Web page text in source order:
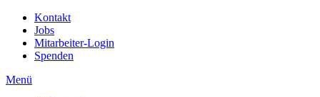
Kontakt
Jobs
Mitarbeiter-Login
Spenden
Menü